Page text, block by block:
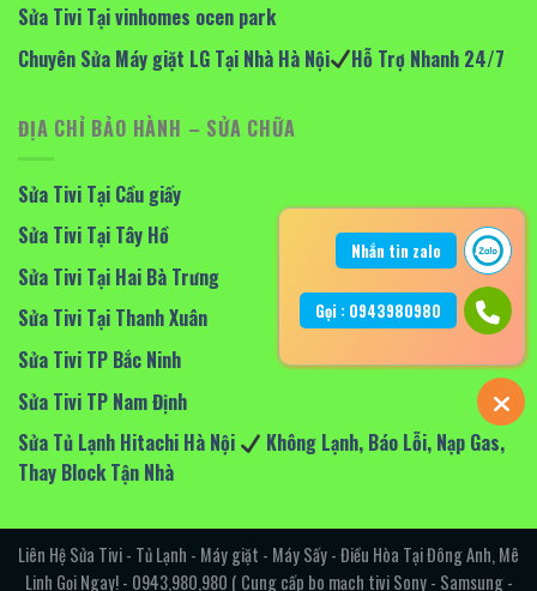
Sửa Tivi Tại vinhomes ocen park
Chuyên Sửa Máy giặt LG Tại Nhà Hà Nội
Hỗ Trợ Nhanh 24/7
ĐỊA CHỈ BẢO HÀNH – SỬA CHỮA
Sửa Tivi Tại Cầu giấy
Sửa Tivi Tại Tây Hồ
Sửa Tivi Tại Hai Bà Trưng
Sửa Tivi Tại Thanh Xuân
Sửa Tivi TP Bắc Ninh
Sửa Tivi TP Nam Định
Sửa Tủ Lạnh Hitachi Hà Nội
Không Lạnh, Báo Lỗi, Nạp Gas,
Thay Block Tận Nhà
Liên Hệ Sửa Tivi - Tủ Lạnh - Máy giặt - Máy Sấy - Điều Hòa Tại Đông Anh, Mê
Linh Gọi Ngay! - 0943,980,980 ( Cung cấp bo mạch tivi Sony - Samsung -
Nhắn tin zalo
Gọi : 0943980980